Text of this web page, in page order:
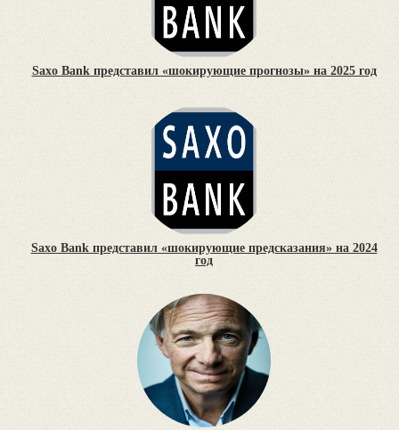
Saxo Bank представил «шокирующие прогнозы» на 2025 год
Saxo Bank представил «шокирующие предсказания» на 2024
год